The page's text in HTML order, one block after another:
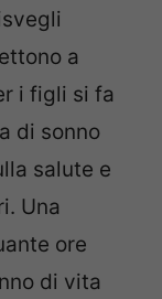
a
i figli si fa
di sonno
salute e
Una
ore
di vita